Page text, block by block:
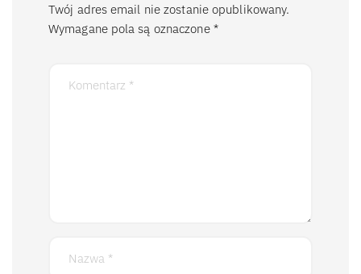
Twój adres email nie zostanie opublikowany.
Wymagane pola są oznaczone *